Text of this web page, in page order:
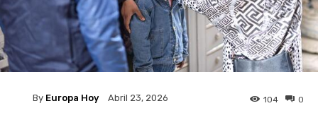
By Europa Hoy Abril 23, 2026 0
104